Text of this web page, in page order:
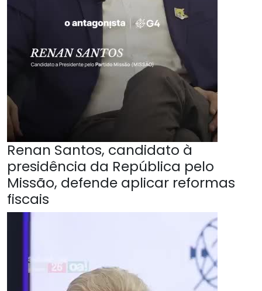
Renan Santos, candidato à
presidência da República pelo
Missão, defende aplicar reformas
fiscais